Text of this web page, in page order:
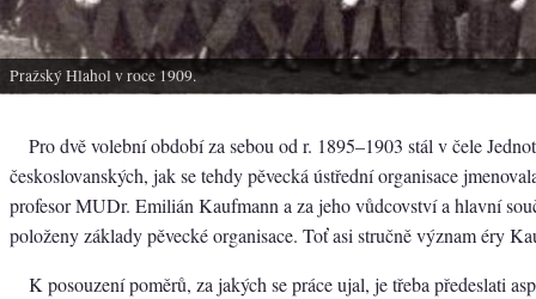
Pražský Hlahol v roce 1909.
Pro dvě volební období za sebou od r. 1895–1903 stál v čele
českoslovanských, jak se tehdy pěvecká ústřední organisace
profesor MUDr. Emilián Kaufmann a za jeho vůdcovství a hlavní
položeny základy pěvecké organisace. Toť asi stručně význam éry
K posouzení poměrů, za jakých se práce ujal, je třeba předeslati